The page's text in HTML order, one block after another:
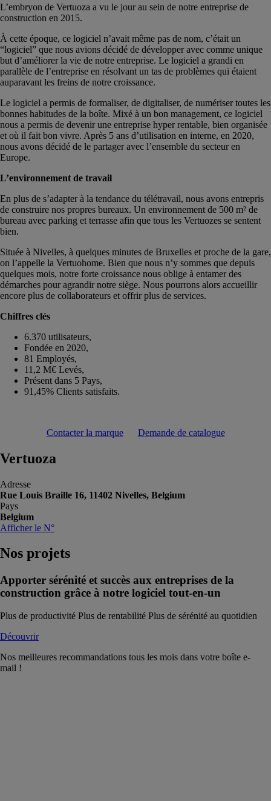
L’embryon de Vertuoza a vu le jour au sein de notre entreprise de
construction en 2015.
À cette époque, ce logiciel n’avait même pas de nom, c’était un
“logiciel” que nous avions décidé de développer avec comme unique
but d’améliorer la vie de notre entreprise. Le logiciel a grandi en
parallèle de l’entreprise en résolvant un tas de problèmes qui étaient
auparavant les freins de notre croissance.
Le logiciel a permis de formaliser, de digitaliser, de numériser toutes les
bonnes habitudes de la boîte. Mixé à un bon management, ce logiciel
nous a permis de devenir une entreprise hyper rentable, bien organisée
et où il fait bon vivre. Après 5 ans d’utilisation en interne, en 2020,
nous avons décidé de le partager avec l’ensemble du secteur en
Europe.
L’environnement de travail
En plus de s’adapter à la tendance du télétravail, nous avons entrepris
de construire nos propres bureaux. Un environnement de 500 m² de
bureau avec parking et terrasse afin que tous les Vertuozes se sentent
bien.
Située à Nivelles, à quelques minutes de Bruxelles et proche de la gare,
on l’appelle la Vertuohome. Bien que nous n’y sommes que depuis
quelques mois, notre forte croissance nous oblige à entamer des
démarches pour agrandir notre siège. Nous pourrons alors accueillir
encore plus de collaborateurs et offrir plus de services.
Chiffres clés
6.370 utilisateurs,
Fondée en 2020,
81 Employés,
11,2 M€ Levés,
Présent dans 5 Pays,
91,45% Clients satisfaits.
Contacter la marque Demande de catalogue
Vertuoza
Adresse
Rue Louis Braille 16, 11402 Nivelles, Belgium
Pays
Belgium
Afficher le N°
Nos projets
Apporter sérénité et succès aux entreprises de la
construction grâce à notre logiciel tout-en-un
Plus de productivité Plus de rentabilité Plus de sérénité au quotidien
Découvrir
Nos meilleures recommandations tous les mois dans votre boîte e-
mail !